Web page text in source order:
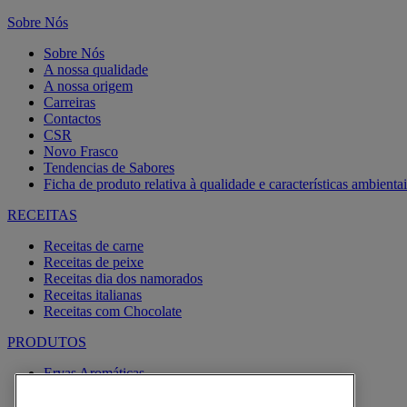
Sobre Nós
Sobre Nós
A nossa qualidade
A nossa origem
Carreiras
Contactos
CSR
Novo Frasco
Tendencias de Sabores
Ficha de produto relativa à qualidade e características
RECEITAS
Receitas de carne
Receitas de peixe
Receitas dia dos namorados
Receitas italianas
Receitas com Chocolate
PRODUTOS
Ervas Aromáticas